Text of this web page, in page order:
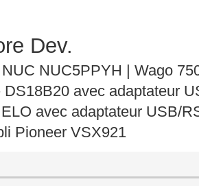
Dev.
NUC5PPYH | Wago
DS18B20 avec adaptateur
avec adaptateur USB/
Pioneer VSX921